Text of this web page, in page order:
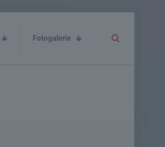
Fotogalerie